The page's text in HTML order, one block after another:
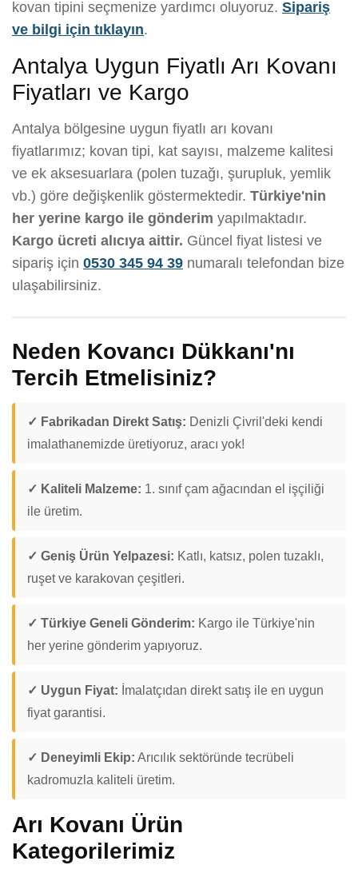
kovan tipini seçmenize yardımcı oluyoruz. Sipariş
ve bilgi için tıklayın.
Antalya Uygun Fiyatlı Arı Kovanı
Fiyatları ve Kargo
Antalya bölgesine uygun fiyatlı arı kovanı
fiyatlarımız; kovan tipi, kat sayısı, malzeme kalitesi
ve ek aksesuarlara (polen tuzağı, şurupluk, yemlik
vb.) göre değişkenlik göstermektedir. Türkiye'nin
her yerine kargo ile gönderim yapılmaktadır.
Kargo ücreti alıcıya aittir. Güncel fiyat listesi ve
sipariş için 0530 345 94 39 numaralı telefondan bize
ulaşabilirsiniz.
Neden Kovancı Dükkanı'nı
Tercih Etmelisiniz?
✓ Fabrikadan Direkt Satış: Denizli Çivril'deki kendi
imalathanemizde üretiyoruz, aracı yok!
✓ Kaliteli Malzeme: 1. sınıf çam ağacından el işçiliği
ile üretim.
✓ Geniş Ürün Yelpazesi: Katlı, katsız, polen tuzaklı,
ruşet ve karakovan çeşitleri.
✓ Türkiye Geneli Gönderim: Kargo ile Türkiye'nin
her yerine gönderim yapıyoruz.
✓ Uygun Fiyat: İmalatçıdan direkt satış ile en uygun
fiyat garantisi.
✓ Deneyimli Ekip: Arıcılık sektöründe tecrübeli
kadromuzla kaliteli üretim.
Arı Kovanı Ürün
Kategorilerimiz